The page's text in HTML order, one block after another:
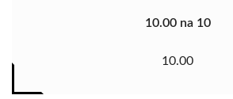
10.00 na 10
10.00